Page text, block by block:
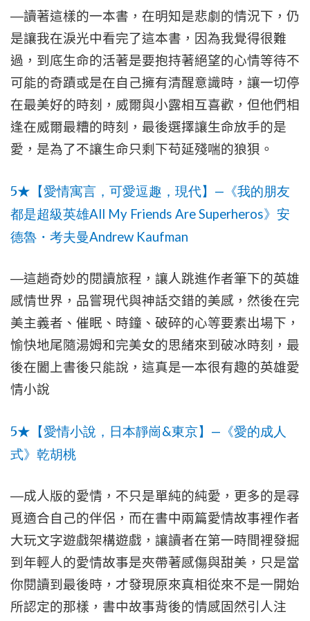
—讀著這樣的一本書，在明知是悲劇的情況下，仍
是讓我在淚光中看完了這本書，因為我覺得很難
過，到底生命的活著是要抱持著絕望的心情等待不
可能的奇蹟或是在自己擁有清醒意識時，讓一切停
在最美好的時刻，威爾與小露相互喜歡，但他們相
逢在威爾最糟的時刻，最後選擇讓生命放手的是
愛，是為了不讓生命只剩下苟延殘喘的狼狽。
5★ 【愛情寓言，可愛逗趣，現代】 — 《我的朋友
都是超級英雄All My Friends Are Superheros》安
德魯・考夫曼Andrew Kaufman
—這趟奇妙的閱讀旅程，讓人跳進作者筆下的英雄
感情世界，品嘗現代與神話交錯的美感，然後在完
美主義者、催眠、時鐘、破碎的心等要素出場下，
愉快地尾隨湯姆和完美女的思緒來到破冰時刻，最
後在闔上書後只能說，這真是一本很有趣的英雄愛
情小說
5★ 【愛情小說，日本靜崗&東京】 — 《愛的成人
式》乾胡桃
—成人版的愛情，不只是單純的純愛，更多的是尋
覓適合自己的伴侶，而在書中兩篇愛情故事裡作者
大玩文字遊戲架構遊戲，讓讀者在第一時間裡發掘
到年輕人的愛情故事是夾帶著感傷與甜美，只是當
你閱讀到最後時，才發現原來真相從來不是一開始
所認定的那樣，書中故事背後的情感固然引人注